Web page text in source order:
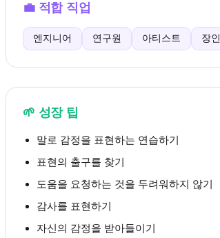
💼 적합 직업
엔지니어 연구원 아티스트 장인
🌱 성장 팁
말로 감정을 표현하는 연습하기
표현의 출구를 찾기
도움을 요청하는 것을 두려워하지 않기
감사를 표현하기
자신의 감정을 받아들이기